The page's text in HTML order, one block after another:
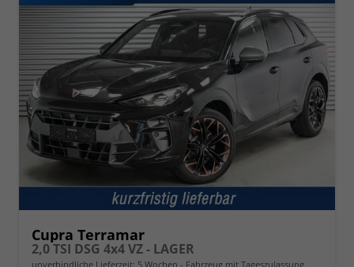
Cupra Terramar
2,0 TSI DSG 4x4 VZ - LAGER
unverbindliche Lieferzeit: 5 Wochen Fahrzeug mit Tageszulassung